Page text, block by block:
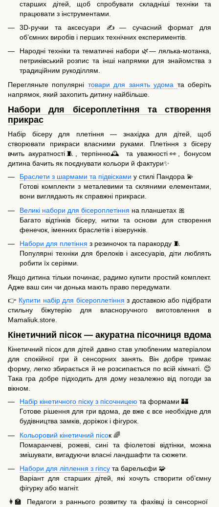
старших дітей, щоб спробувати складніші техніки та
працювати з інструментами.
3D-ручки та аксесуари ✍️— сучасний формат для
об’ємних виробів і перших технічних експериментів.
Народні техніки та тематичні набори 🌿— лялька-мотанка,
петриківський розпис та інші напрямки для знайомства з
традиційним рукоділлям.
Перегляньте популярні товари для занять удома та оберіть
напрямок, який захопить дитину найбільше.
Набори для бісероплетіння та створення
прикрас
Набір бісеру для плетіння — знахідка для дітей, щоб
створювати прикраси власними руками. Плетіння з бісеру
вчить акуратності🧵, терпінню🕰️ та уважності👀, бонусом
дитина бачить як поєднувати кольори й фактури✨
Браслети з шармами та підвісками у стилі Пандора 💫
Готові комплекти з металевими та скляними елементами,
вони виглядають як справжні прикраси.
Великі набори для бісероплетіння на планшетах 🎀
Багато відтінків бісеру, нитки та основи для створення
фенечок, іменних браслетів і візерунків.
Набори для плетіння з резиночок та паракорду 🧵
Популярні техніки для брелоків і аксесуарів, діти люблять
робити їх серіями.
Якщо дитина тільки починає, радимо купити простий комплект.
Адже ваш син чи донька мають право передумати.
👉 Купити набір для бісероплетіння з доставкою або підібрати
стильну біжутерію для власноручного виготовлення в
Mamaliuk.store.
Кінетичний пісок — акуратна пісочниця вдома
Кінетичний пісок для дітей давно став улюбленим матеріалом
для спокійної гри й сенсорних занять. Він добре тримає
форму, легко збирається й не розсипається по всій кімнаті. 😊
Така гра добре підходить для дому незалежно від погоди за
вікном.
Набір кінетичного піску з пісочницею та формами 🏰
Готове рішення для гри вдома, де вже є все необхідне для
будівництва замків, доріжок і фігурок.
Кольоровий кінетичний пісок 🌈
Помаранчеві, рожеві, сині та фіолетові відтінки, можна
змішувати, вигадуючи власні ландшафти та сюжети.
Набори для ліплення з гіпсу та барельєфи 🧩
Варіант для старших дітей, які хочуть створити об’ємну
фігурку або магніт.
👩‍🏫 Педагоги з раннього розвитку та фахівці із сенсорної